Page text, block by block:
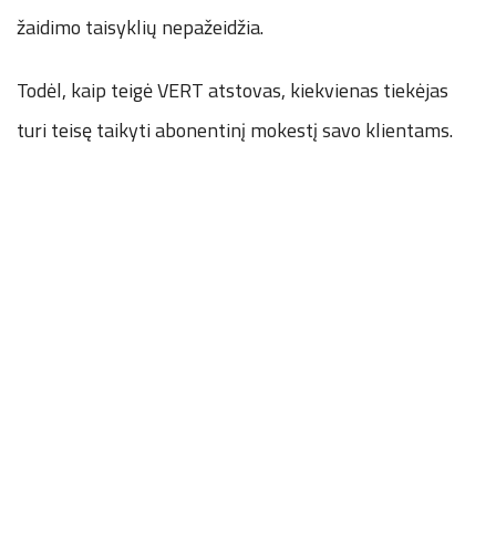
žaidimo taisyklių nepažeidžia.
Todėl, kaip teigė VERT atstovas, kiekvienas tiekėjas
turi teisę taikyti abonentinį mokestį savo klientams.